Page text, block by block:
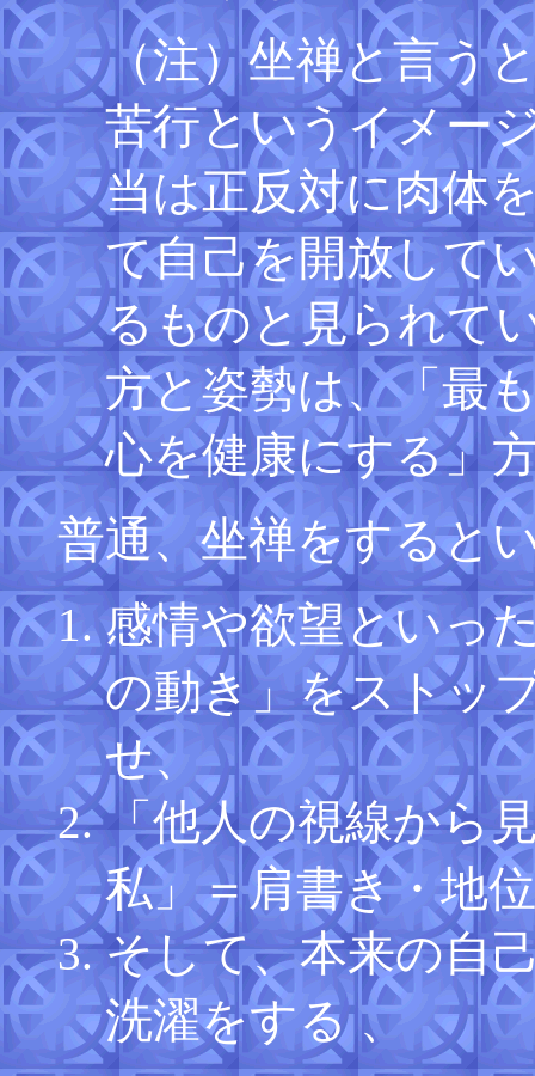
（注）坐禅と言う
苦行というイメー
当は正反対に肉体
て自己を開放して
るものと見られて
方と姿勢は、「最
心を健康にする」
普通、坐禅をすると
感情や欲望といっ
の動き」をストッ
せ、
「他人の視線から
私」＝肩書き・地
そして、本来の自
洗濯をする 、